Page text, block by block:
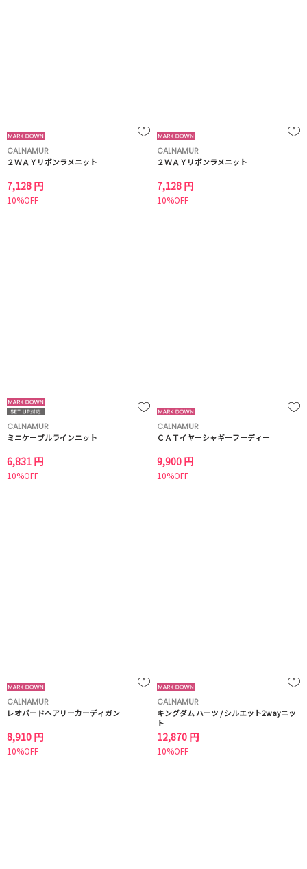
CALNAMUR
２ＷＡＹリボンラメニット
7,128 円
10%OFF
CALNAMUR
２ＷＡＹリボンラメニット
7,128 円
10%OFF
CALNAMUR
ミニケーブルラインニット
6,831 円
10%OFF
CALNAMUR
ＣＡＴイヤーシャギーフーディー
9,900 円
10%OFF
CALNAMUR
レオパードヘアリーカーディガン
8,910 円
10%OFF
CALNAMUR
キングダム ハーツ / シルエット2wayニッ
ト
12,870 円
10%OFF